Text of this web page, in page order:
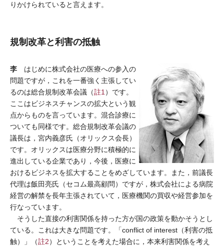
りかけられていると言えます。
規制改革と利害の抵触
李 はじめに株式会社の医療への参入の
問題ですが，これを一番強く主張してい
るのは総合規制改革会議（註1 ）です。
ここはビジネスチャンスの拡大という観
点からものを言っています。混合診療に
ついても同様です。総合規制改革会議の
議長は，宮内義彦氏（オリックス会長）
です。オリックスは医療分野に積極的に
進出している企業であり，今後，医療に
おけるビジネスを拡大することをめざしています。また，前議長
代理は飯田亮氏（セコム最高顧問）ですが，株式会社による病院
経営の解禁を長年主張されていて，医療機関の買収や経営参加を
行なっています。
そうした直接の利害関係を持った方が国の政策を動かそうとし
ている。これは大きな問題です。「conflict of interest（利害の抵
触）」（註2）ということを考えた場合に，本来利害関係を考え